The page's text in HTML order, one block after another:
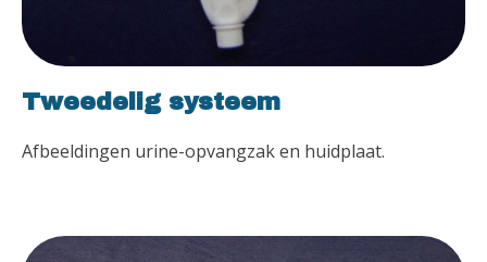
Tweedelig systeem
Afbeeldingen urine-opvangzak en huidplaat.